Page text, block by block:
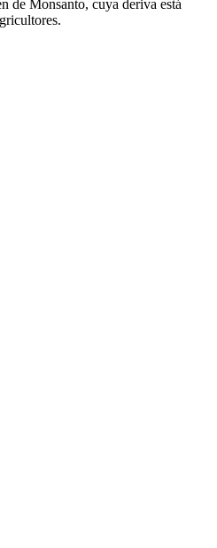
de Monsanto, cuya deriva está